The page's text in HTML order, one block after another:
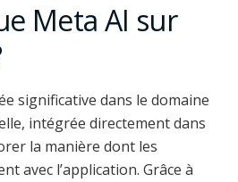
Meta AI sur
significative dans le domaine
intégrée directement dans
la manière dont les
avec l’application. Grâce à